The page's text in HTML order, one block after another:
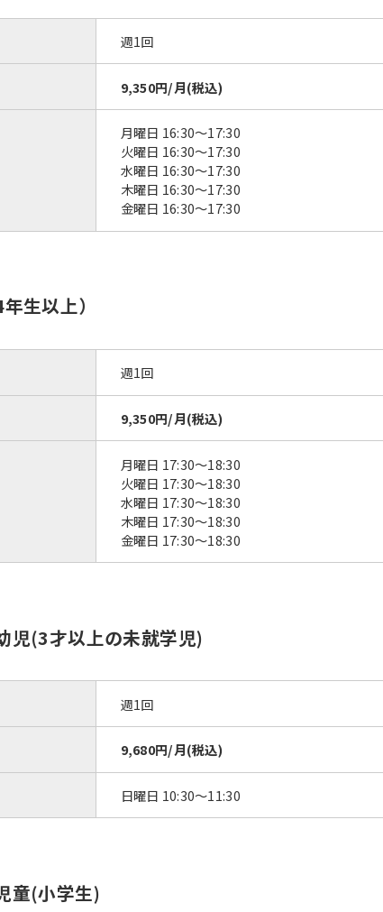
週1回
9,350円/月(税込)
月曜日 16:30〜17:30
火曜日 16:30〜17:30
水曜日 16:30〜17:30
木曜日 16:30〜17:30
金曜日 16:30〜17:30
生以上）
週1回
9,350円/月(税込)
月曜日 17:30〜18:30
火曜日 17:30〜18:30
水曜日 17:30〜18:30
木曜日 17:30〜18:30
金曜日 17:30〜18:30
児(3才以上の未就学児)
週1回
9,680円/月(税込)
日曜日 10:30〜11:30
童(小学生)